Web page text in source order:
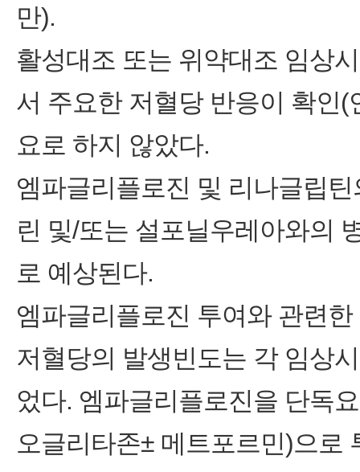
만).
활성대조 또는 위약대조 임상
서 주요한 저혈당 반응이 확인
요로 하지 않았다.
엠파글리플로진 및 리나글립
린 및/또는 설포닐우레아와의
로 예상된다.
엠파글리플로진 투여와 관련한
저혈당의 발생빈도는 각 임상
었다. 엠파글리플로진을 단독
오글리타존± 메트포르민)으로